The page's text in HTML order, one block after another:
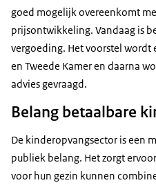
goed mogelijk overeenkomt
prijsontwikkeling. Vandaag is
vergoeding. Het voorstel wordt
en Tweede Kamer en daarna
advies gevraagd.
Belang betaalbare
De kinderopvangsector is een
publiek belang. Het zorgt
voor hun gezin kunnen